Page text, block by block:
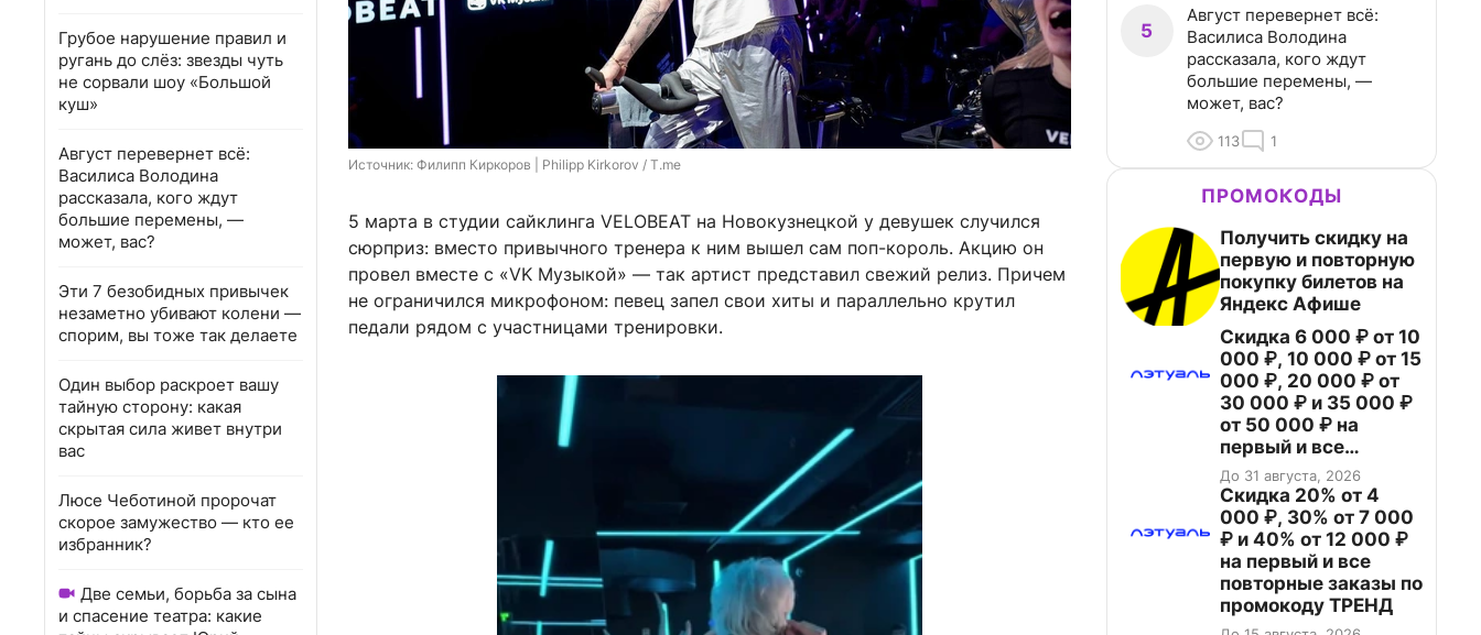
Грубое нарушение правил и
ругань до слёз: звезды чуть
не сорвали шоу «Большой
куш»
Август перевернет всё:
Василиса Володина
рассказала, кого ждут
большие перемены, —
может, вас?
Эти 7 безобидных привычек
незаметно убивают колени —
спорим, вы тоже так делаете
Один выбор раскроет вашу
тайную сторону: какая
скрытая сила живет внутри
вас
Люсе Чеботиной пророчат
скорое замужество — кто ее
избранник?
Две семьи, борьба за сына
и спасение театра: какие
Источник: Филипп Киркоров | Philipp Kirkorov / T.me
5 марта в студии сайклинга VELOBEAT на Новокузнецкой у девушек случился
сюрприз: вместо привычного тренера к ним вышел сам поп-король. Акцию он
провел вместе с «VK Музыкой» — так артист представил свежий релиз. Причем
не ограничился микрофоном: певец запел свои хиты и параллельно крутил
педали рядом с участницами тренировки.
5
Август перевернет всё:
Василиса Володина
рассказала, кого ждут
большие перемены, —
может, вас?
113 1
ПРОМОКОДЫ
Получить скидку на
первую и повторную
покупку билетов на
Яндекс Афише
Скидка 6 000 ₽ от 10
000 ₽, 10 000 ₽ от 15
000 ₽, 20 000 ₽ от
30 000 ₽ и 35 000 ₽
от 50 000 ₽ на
первый и все
повторные заказы по
промокоду НАБЕРИ
До 31 августа, 2026
Скидка 20% от 4
000 ₽, 30% от 7 000
₽ и 40% от 12 000 ₽
на первый и все
повторные заказы по
промокоду ТРЕНД